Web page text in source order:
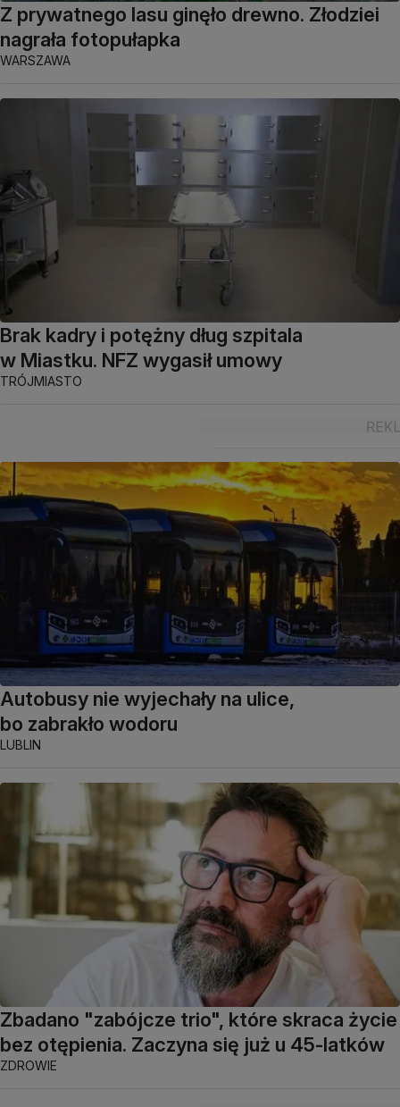
Z prywatnego lasu ginęło drewno. Złodziei
nagrała fotopułapka
WARSZAWA
Brak kadry i potężny dług szpitala
w Miastku. NFZ wygasił umowy
TRÓJMIASTO
Autobusy nie wyjechały na ulice,
bo zabrakło wodoru
LUBLIN
Zbadano "zabójcze trio", które skraca życie
bez otępienia. Zaczyna się już u 45-latków
ZDROWIE